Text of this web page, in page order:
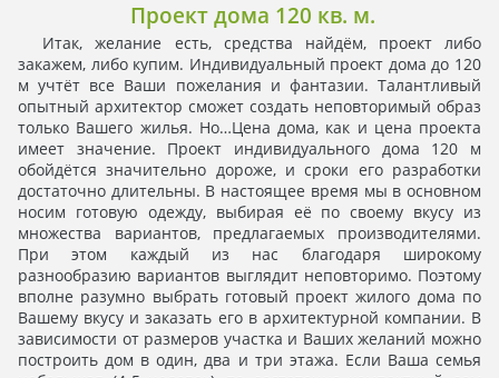
Проект дома 120 кв. м.
Итак, желание есть, средства найдём, проект либо
закажем, либо купим. Индивидуальный проект дома до 120
м учтёт все Ваши пожелания и фантазии. Талантливый
опытный архитектор сможет создать неповторимый образ
только Вашего жилья. Но…Цена дома, как и цена проекта
имеет значение. Проект индивидуального дома 120 м
обойдётся значительно дороже, и сроки его разработки
достаточно длительны. В настоящее время мы в основном
носим готовую одежду, выбирая её по своему вкусу из
множества вариантов, предлагаемых производителями.
При этом каждый из нас благодаря широкому
разнообразию вариантов выглядит неповторимо. Поэтому
вполне разумно выбрать готовый проект жилого дома по
Вашему вкусу и заказать его в архитектурной компании. В
зависимости от размеров участка и Ваших желаний можно
построить дом в один, два и три этажа. Если Ваша семья